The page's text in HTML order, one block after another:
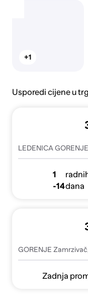
+1
Usporedi cijene u
LEDENICA
1
-14dana
Zadnja